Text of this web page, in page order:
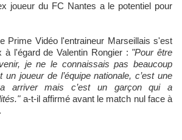
joueur du FC Nantes a le potentiel pour
Prime Vidéo l'entraineur Marseillais s'est
à l'égard de Valentin Rongier : "Pour être
je ne le connaissais pas beaucoup
un joueur de l’équipe nationale, c’est une
arriver mais c’est un garçon qui a
a-t-il affirmé avant le match nul face à